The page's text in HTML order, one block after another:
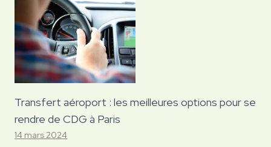
Transfert aéroport : les meilleures options pour se
rendre de CDG à Paris
14 mars 2024